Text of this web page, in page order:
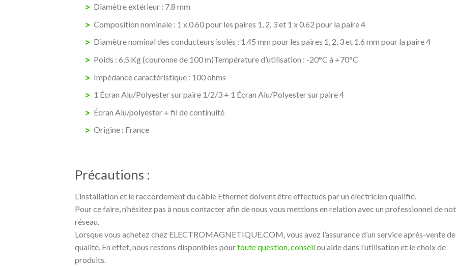
Diamètre extérieur : 7.8 mm
Composition nominale : 1 x 0.60 pour les paires 1, 2, 3 et 1 x 0.62 pour la paire 4
Diamètre nominal des conducteurs isolés : 1.45 mm pour les paires 1, 2, 3 et 1.6 mm pour la paire 4
Poids : 6,5 Kg (couronne de 100 m)Température d’utilisation : -20°C à +70°C
Impédance caractéristique : 100 ohms
1 Écran Alu/Polyester sur paire 1/2/3 + 1 Écran Alu/Polyester sur paire 4
Écran Alu/polyester + fil de continuité
Origine : France
Précautions :
L’installation et le raccordement du câble Ethernet doivent être effectués par un électricien qualifié.
Pour ce faire, n’hésitez pas à nous contacter afin de nous vous mettions en relation avec un professionnel de
réseau.
Lorsque vous achetez chez ELECTROMAGNETIQUE.COM, vous avez l’assurance d’un service après-vente de
qualité. En effet, nous restons disponibles pourtoute question, conseilou aide dans l’utilisation et le choix de
produits.